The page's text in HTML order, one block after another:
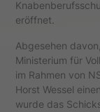
eröffnet.
Abgesehen
Ministerium für
im Rahmen von
Horst Wessel
wurde das